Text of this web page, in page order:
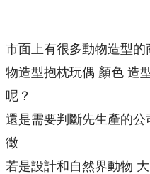
市面上有很多動物造型
物造型抱枕玩偶 顏色 造
呢？
還是需要判斷先生產的
徵
若是設計和自然界動物